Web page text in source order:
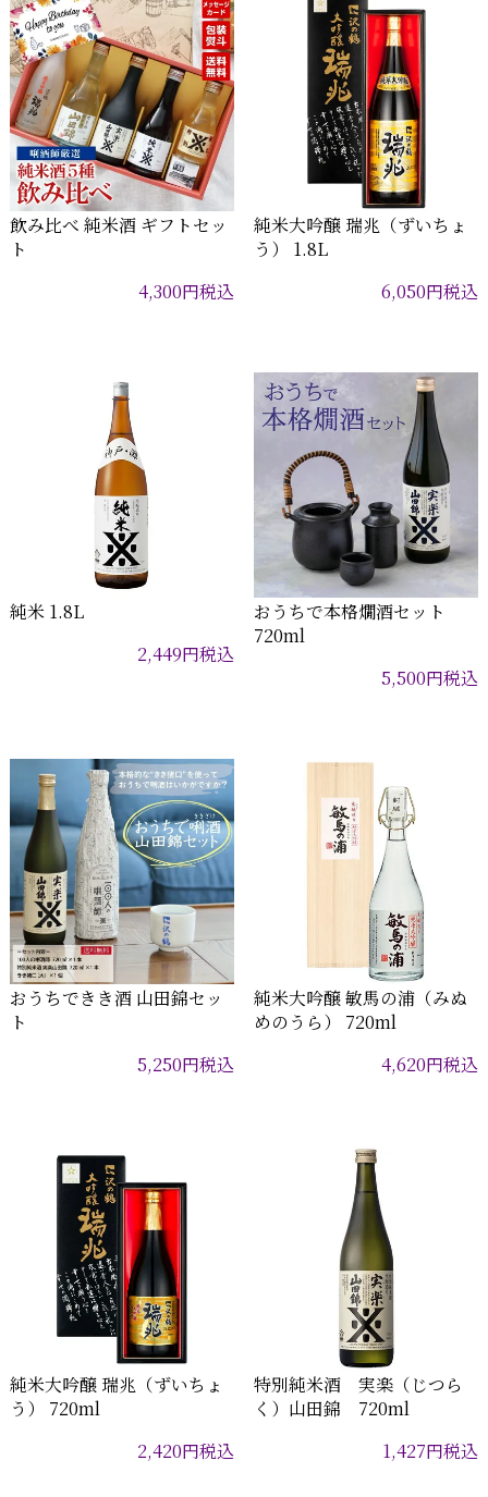
飲み比べ 純米酒 ギフトセッ
ト
4,300円税込
純米大吟醸 瑞兆（ずいちょ
う） 1.8L
6,050円税込
純米 1.8L
2,449円税込
おうちで本格燗酒セット
720ml
5,500円税込
おうちできき酒 山田錦セッ
ト
5,250円税込
純米大吟醸 敏馬の浦（みぬ
めのうら） 720ml
4,620円税込
純米大吟醸 瑞兆（ずいちょ
う） 720ml
2,420円税込
特別純米酒 実楽（じつら
く）山田錦 720ml
1,427円税込